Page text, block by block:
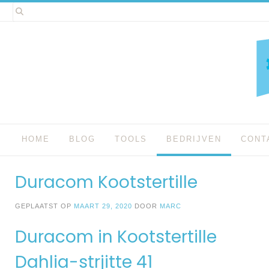
Spring
naar
HOME BLOG TOOLS BEDRIJVEN
Duracom Kootstertille
GEPLAATST OP MAART 29, 2020 DOOR MARC
Duracom in Kootstertille
Dahlia-strjitte 41